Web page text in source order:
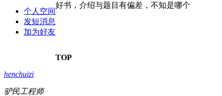
个人空间
发短消息
加为好友
好书，介绍与题目有偏差，不知是哪个
TOP
henchuizi
驴民工程师